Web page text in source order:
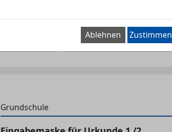
Grundschule
Ablehnen Zustimmen